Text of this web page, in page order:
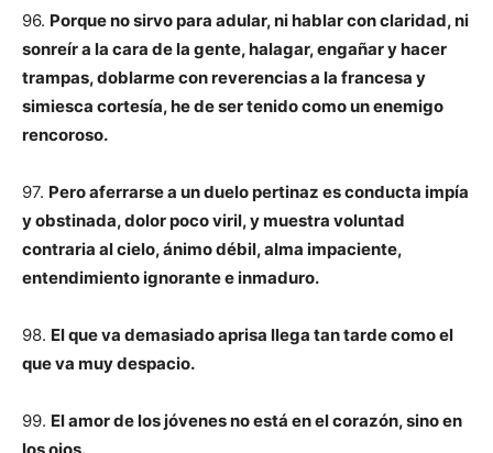
96. Porque no sirvo para adular, ni hablar con claridad, ni
sonreír a la cara de la gente, halagar, engañar y hacer
trampas, doblarme con reverencias a la francesa y
simiesca cortesía, he de ser tenido como un enemigo
rencoroso.
97. Pero aferrarse a un duelo pertinaz es conducta impía
y obstinada, dolor poco viril, y muestra voluntad
contraria al cielo, ánimo débil, alma impaciente,
entendimiento ignorante e inmaduro.
98. El que va demasiado aprisa llega tan tarde como el
que va muy despacio.
99. El amor de los jóvenes no está en el corazón, sino en